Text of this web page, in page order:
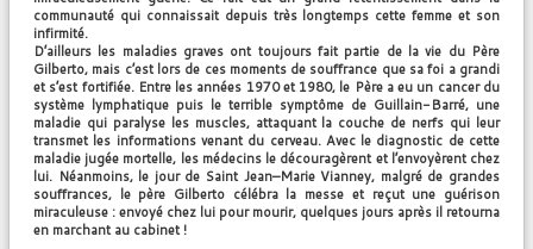
communauté qui connaissait depuis très longtemps cette femme et son
infirmité.
D’ailleurs les maladies graves ont toujours fait partie de la vie du Père
Gilberto, mais c’est lors de ces moments de souffrance que sa foi a grandi
et s’est fortifiée. Entre les années 1970 et 1980, le Père a eu un cancer du
système lymphatique puis le terrible symptôme de Guillain-Barré, une
maladie qui paralyse les muscles, attaquant la couche de nerfs qui leur
transmet les informations venant du cerveau. Avec le diagnostic de cette
maladie jugée mortelle, les médecins le découragèrent et l’envoyèrent chez
lui. Néanmoins, le jour de Saint Jean–Marie Vianney, malgré de grandes
souffrances, le père Gilberto célébra la messe et reçut une guérison
miraculeuse : envoyé chez lui pour mourir, quelques jours après il retourna
en marchant au cabinet !